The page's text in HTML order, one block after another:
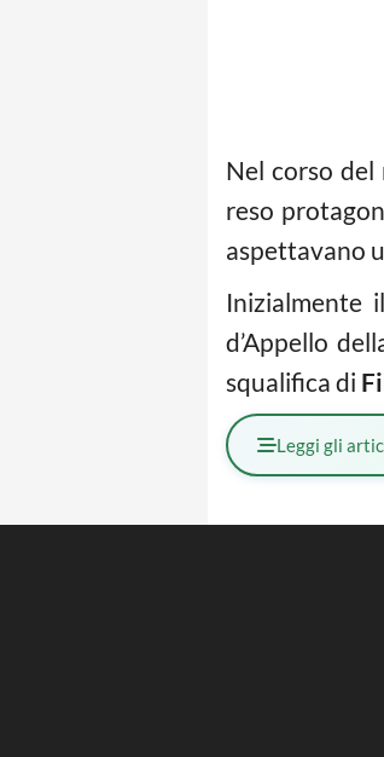
Nel corso del
reso
aspettavano
Inizialmente
d’Appello
squalifica di
Leggi gli